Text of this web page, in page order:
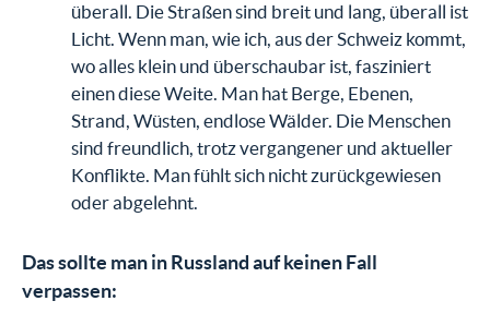
überall. Die Straßen sind breit und lang, überall ist
Licht. Wenn man, wie ich, aus der Schweiz kommt,
wo alles klein und überschaubar ist, fasziniert
einen diese Weite. Man hat Berge, Ebenen,
Strand, Wüsten, endlose Wälder. Die Menschen
sind freundlich, trotz vergangener und aktueller
Konflikte. Man fühlt sich nicht zurückgewiesen
oder abgelehnt.
Das sollte man in Russland auf keinen Fall
verpassen: